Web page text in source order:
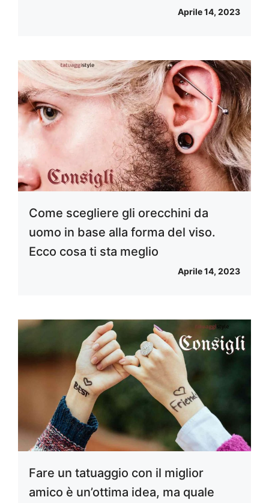
Aprile 14, 2023
Come scegliere gli orecchini da
uomo in base alla forma del viso.
Ecco cosa ti sta meglio
Aprile 14, 2023
Fare un tatuaggio con il miglior
amico è un’ottima idea, ma quale